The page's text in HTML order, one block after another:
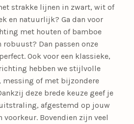
strakke lijnen in zwart, wit of
en natuurlijk? Ga dan voor
met houten of bamboe
robuust? Dan passen onze
Ook voor een klassieke,
hebben we stijlvolle
of met bijzondere
deze brede keuze geef je
afgestemd op jouw
voorkeur. Bovendien zijn veel